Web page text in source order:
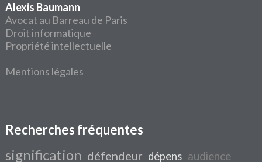
Alexis Baumann
Avocat au Barreau de Paris
Droit informatique
Propriété intellectuelle
Mentions légales
Recherches fréquentes
signification défendeur dépens audience